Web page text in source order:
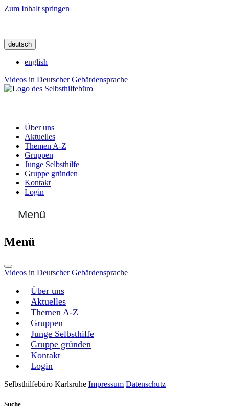
Zum Inhalt springen
deutsch
english
Videos in Deutscher Gebärdensprache
Über uns
Aktuelles
Themen A-Z
Gruppen
Junge Selbsthilfe
Gruppe gründen
Kontakt
Login
Menü
Menü
Videos in Deutscher Gebärdensprache
Über uns
Aktuelles
Themen A-Z
Gruppen
Junge Selbsthilfe
Gruppe gründen
Kontakt
Login
Selbsthilfebüro Karlsruhe Impressum Datenschutz
Suche